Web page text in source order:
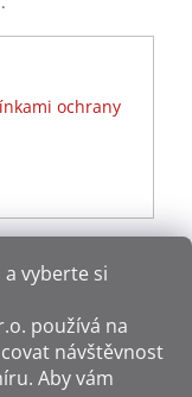
vyberte si
používá na
návštěvnost
Aby vám
ochrany